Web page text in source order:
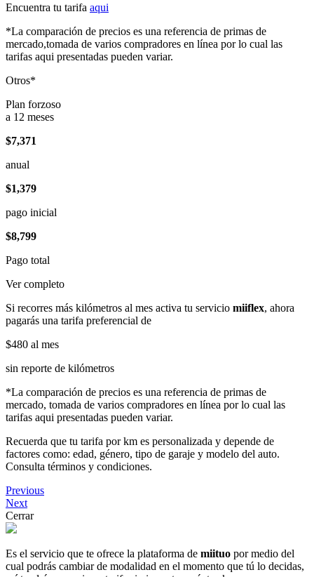
Encuentra tu tarifa aqui
*La comparación de precios es una referencia de primas de
mercado,tomada de varios compradores en línea por lo cual las
tarifas aqui presentadas pueden variar.
Otros*
Plan forzoso
a 12 meses
$7,371
anual
$1,379
pago inicial
$8,799
Pago total
Ver completo
Si recorres más kilómetros al mes activa tu servicio miiflex, ahora
pagarás una tarifa preferencial de
$480 al mes
sin reporte de kilómetros
*La comparación de precios es una referencia de primas de
mercado, tomada de varios compradores en línea por lo cual las
tarifas aqui presentadas pueden variar.
Recuerda que tu tarifa por km es personalizada y depende de
factores como: edad, género, tipo de garaje y modelo del auto.
Consulta términos y condiciones.
Previous
Next
Cerrar
Es el servicio que te ofrece la plataforma de miituo por medio del
cual podrás cambiar de modalidad en el momento que tú lo decidas,